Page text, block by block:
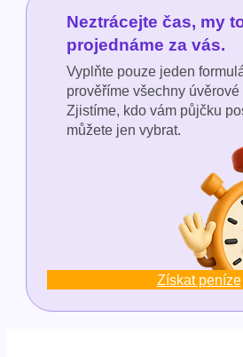
Neztrácejte čas, my
projednáme za vás.
Vyplňte pouze jeden
prověříme všechny
Zjistíme, kdo vám půjčku
můžete jen vybrat.
Získat peníze